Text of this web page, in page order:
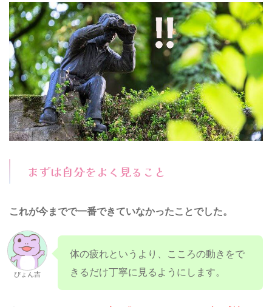
まずは自分をよく見ること
これが今までで一番できていなかったことでした。
ぴょん吉
体の疲れというより、こころの動きをで
きるだけ丁寧に見るようにします。